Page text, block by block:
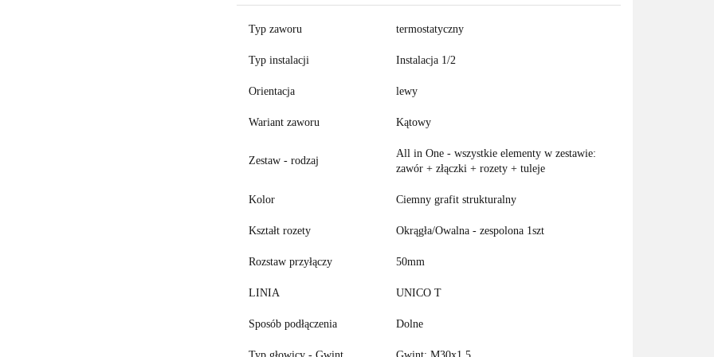
Typ zaworu termostatyczny
Typ instalacji Instalacja 1/2
Orientacja lewy
Wariant zaworu Kątowy
Zestaw - rodzaj
All in One - wszystkie elementy w zestawie:
zawór + złączki + rozety + tuleje
Kolor Ciemny grafit strukturalny
Kształt rozety Okrągła/Owalna - zespolona 1szt
Rozstaw przyłączy 50mm
LINIA UNICO T
Sposób podłączenia Dolne